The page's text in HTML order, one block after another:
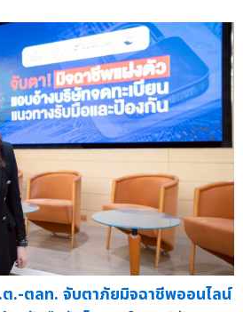
ต.-ตลท. จับตาภัยมิจฉาชีพออนไลน์